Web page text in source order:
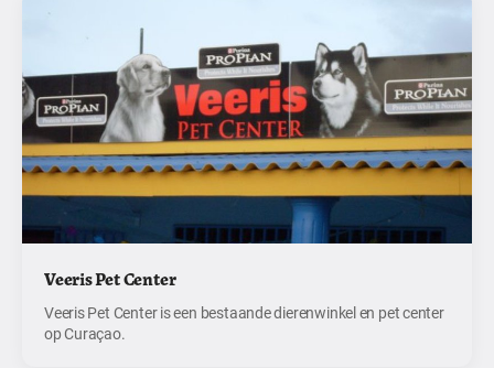
Veeris Pet Center
Veeris Pet Center is een bestaande dierenwinkel en pet center
op Curaçao.